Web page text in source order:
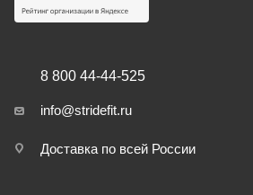
8 800 44-44-525
info@stridefit.ru
Доставка по всей России